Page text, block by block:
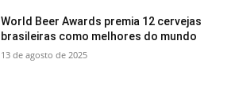
World Beer Awards premia 12 cervejas
brasileiras como melhores do mundo
13 de agosto de 2025